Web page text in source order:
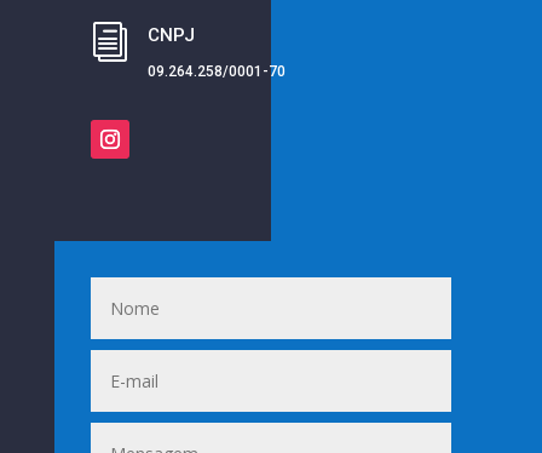
i CNPJ
09.264.258/0001-70